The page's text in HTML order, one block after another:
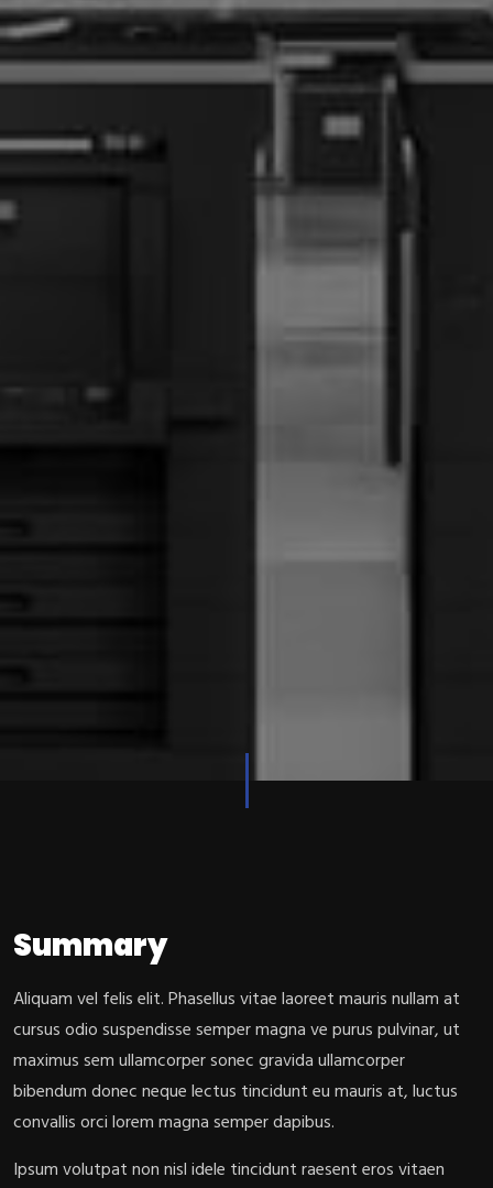
Summary
Aliquam vel felis elit. Phasellus vitae laoreet mauris nullam at
cursus odio suspendisse semper magna ve purus pulvinar, ut
maximus sem ullamcorper sonec gravida ullamcorper
bibendum donec neque lectus tincidunt eu mauris at, luctus
convallis orci lorem magna semper dapibus.
Ipsum volutpat non nisl idele tincidunt raesent eros vitaen